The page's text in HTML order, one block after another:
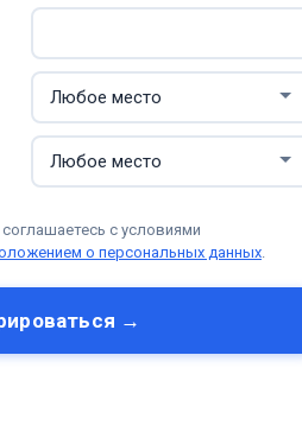
с условиями
о персональных данных.
→